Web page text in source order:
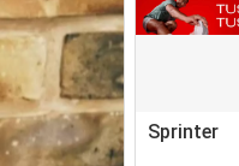
Sprinter